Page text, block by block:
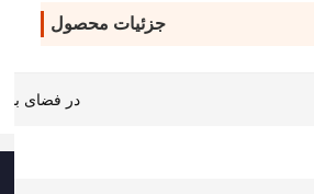
جزئیات محصول
در فضای